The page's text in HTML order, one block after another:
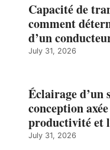
Capacité de
comment
d’un
July 31, 2026
Éclairage
conception
productivité et
July 31, 2026